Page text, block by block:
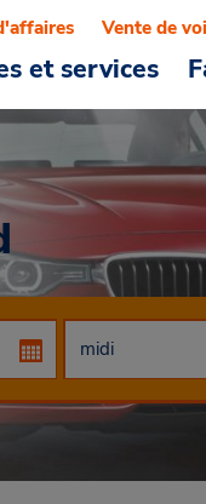
et services
Vente de